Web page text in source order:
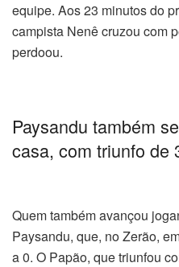
equipe. Aos 23 minutos do
campista Nenê cruzou com
perdoou.
Paysandu também
casa, com triunfo de
Quem também avançou
Paysandu, que, no Zerão,
a 0. O Papão, que triunfou